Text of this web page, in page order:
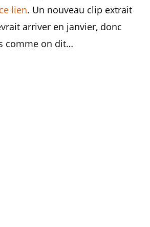
ce lien. Un nouveau clip extrait
arriver en janvier, donc
comme on dit…